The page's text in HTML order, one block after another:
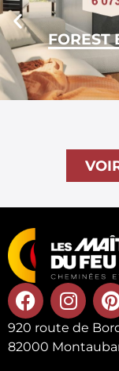
FOREST
920 route de
82000